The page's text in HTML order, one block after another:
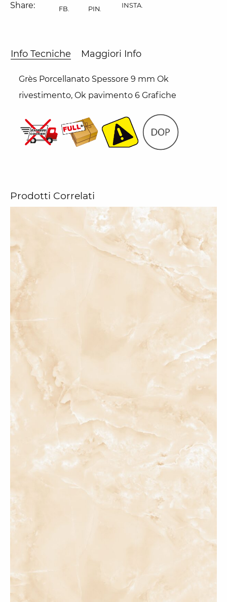
Share: FB. PIN. INSTA.
Info Tecniche Maggiori Info
Grès Porcellanato Spessore 9 mm Ok
rivestimento, Ok pavimento 6 Grafiche
Prodotti Correlati